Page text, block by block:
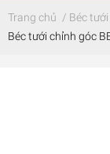
Trang chủ / Béc
Béc tưới chỉnh góc